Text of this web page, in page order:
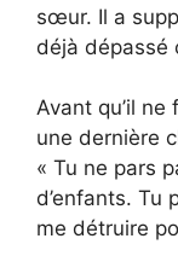
sœur. Il a
déjà dépassé
Avant qu’il
une dernière
« Tu ne pars
d’enfants. Tu
me détruire